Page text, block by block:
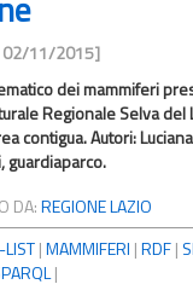
02/11/2015]
dei mammiferi
Regionale Selva del
contigua. Autori:
guardiaparco.
DA:REGIONE LAZIO
LIST|MAMMIFERI |RDF|
|